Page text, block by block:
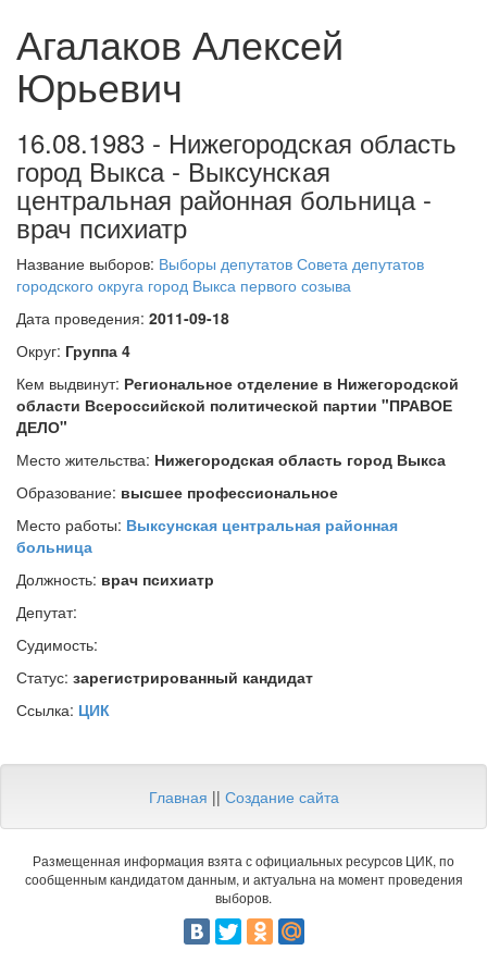
Агалаков Алексей
Юрьевич
16.08.1983 - Нижегородская область
город Выкса - Выксунская
центральная районная больница -
врач психиатр
Название выборов: Выборы депутатов Совета депутатов
городского округа город Выкса первого созыва
Дата проведения: 2011-09-18
Округ: Группа 4
Кем выдвинут: Региональное отделение в Нижегородской
области Всероссийской политической партии "ПРАВОЕ
ДЕЛО"
Место жительства: Нижегородская область город Выкса
Образование: высшее профессиональное
Место работы: Выксунская центральная районная
больница
Должность: врач психиатр
Депутат:
Судимость:
Статус: зарегистрированный кандидат
Ссылка: ЦИК
Главная || Создание сайта
Размещенная информация взята с официальных ресурсов ЦИК, по
сообщенным кандидатом данным, и актуальна на момент проведения
выборов.